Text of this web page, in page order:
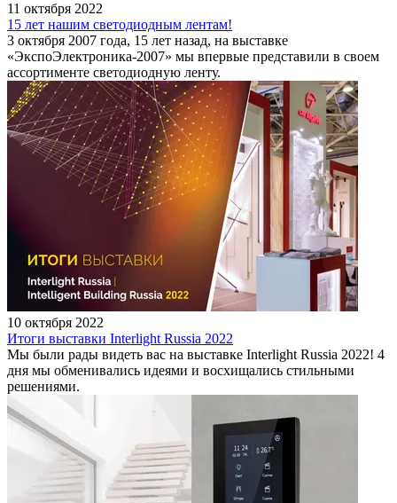
11 октября 2022
15 лет нашим светодиодным лентам!
3 октября 2007 года, 15 лет назад, на выставке
«ЭкспоЭлектроника-2007» мы впервые представили в своем
ассортименте светодиодную ленту.
10 октября 2022
Итоги выставки Interlight Russia 2022
Мы были рады видеть вас на выставке Interlight Russia 2022! 4
дня мы обменивались идеями и восхищались стильными
решениями.